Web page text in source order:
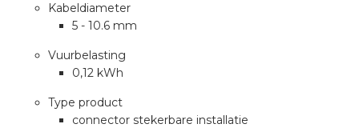
Kabeldiameter
5 - 10.6 mm
Vuurbelasting
0,12 kWh
Type product
connector stekerbare installatie
waarde